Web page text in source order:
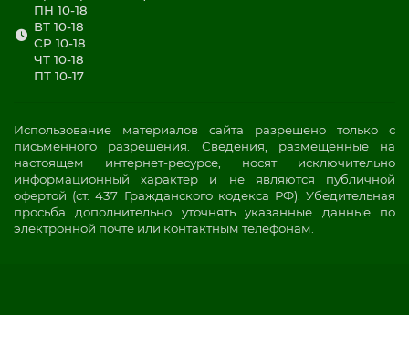
ПН 10-18
ВТ 10-18
СР 10-18
ЧТ 10-18
ПТ 10-17
Использование материалов сайта разрешено только с
письменного разрешения. Сведения, размещенные на
настоящем интернет-ресурсе, носят исключительно
информационный характер и не являются публичной
офертой (ст. 437 Гражданского кодекса РФ). Убедительная
просьба дополнительно уточнять указанные данные по
электронной почте или контактным телефонам.